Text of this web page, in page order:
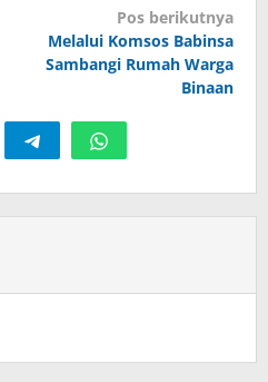
Pos berikutnya
Melalui Komsos Babinsa
Sambangi Rumah Warga
Binaan